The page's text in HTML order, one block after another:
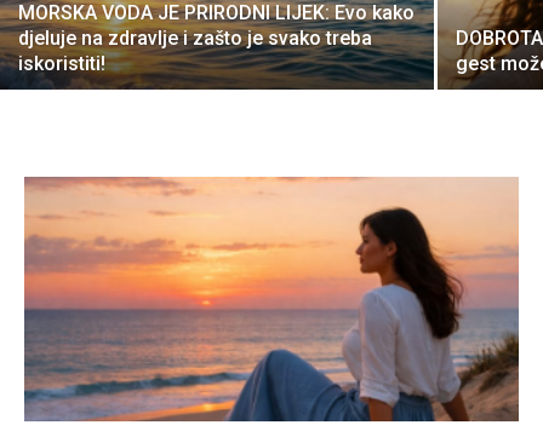
MORSKA VODA JE PRIRODNI LIJEK: Evo kako
djeluje na zdravlje i zašto je svako treba
iskoristiti!
gest